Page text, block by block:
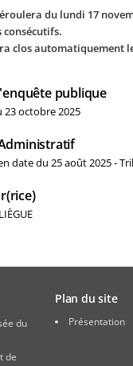
du lundi 17
consécutifs.
clos automatiquement
publique
23 octobre 2025
date du 25 août 2025 -
du
de
Plan du site
Présentation